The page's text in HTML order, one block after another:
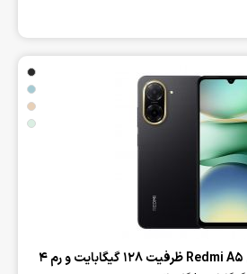
‌گوشی موبایل شیائومی Redmi A5 ظرفیت 128 گیگابایت و رم 4